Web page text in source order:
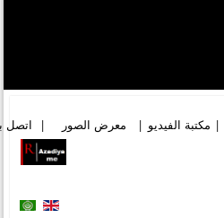
اتصل | معرض الصور | مكتبة الفيديو |